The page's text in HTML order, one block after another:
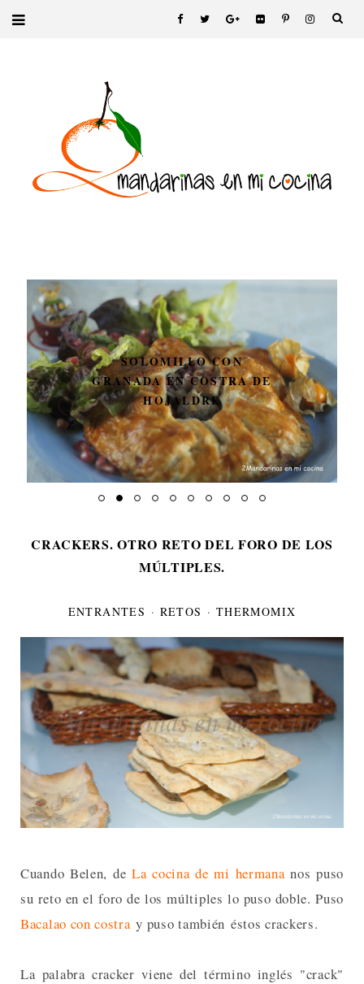
SOLOMILLO CON
GRANADA EN COSTRA DE
HOJALDRE
CRACKERS. OTRO RETO DEL FORO DE LOS
MÚLTIPLES.
ENTRANTES · RETOS · THERMOMIX
Cuando Belen, deLa cocina de mi hermananos puso
su reto en el foro de los múltiples lo puso doble. Puso
Bacalao con costray puso también éstos crackers.
La palabra cracker viene del término inglés "crack"